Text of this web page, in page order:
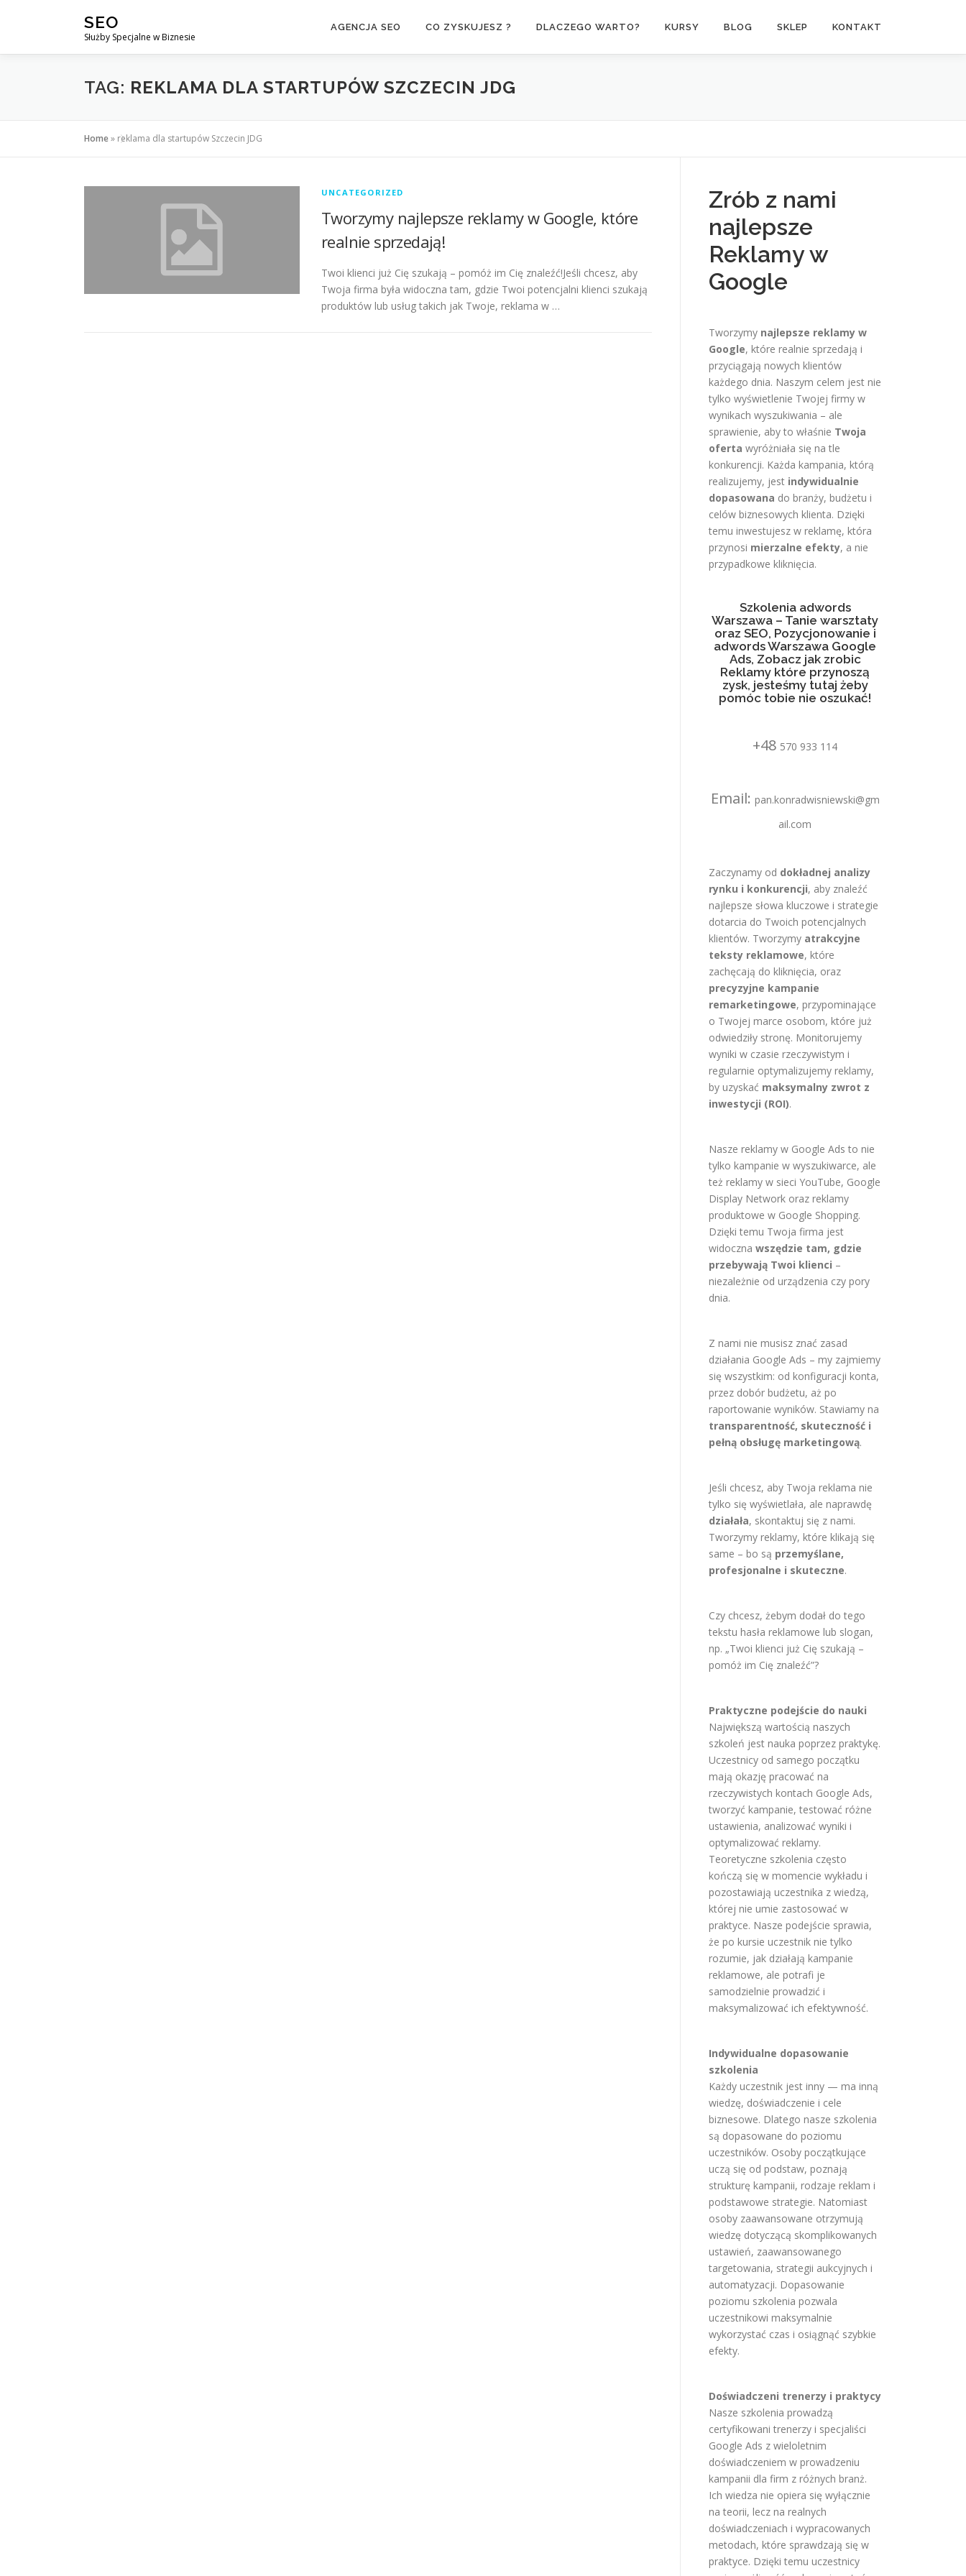
SEO
Służby Specjalne w Biznesie
AGENCJA SEO CO ZYSKUJESZ ? DLACZEGO WARTO? KURSY BLOG SKLEP KONTAKT
TAG: REKLAMA DLA STARTUPÓW SZCZECIN JDG
Home» reklama dla startupów Szczecin JDG
UNCATEGORIZED
Tworzymy najlepsze reklamy w Google, które
realnie sprzedają!
Twoi klienci już Cię szukają – pomóż im Cię znaleźć!Jeśli chcesz, aby
Twoja firma była widoczna tam, gdzie Twoi potencjalni klienci szukają
produktów lub usług takich jak Twoje, reklama w …
Zrób z nami
najlepsze
Reklamy w
Google
Tworzymy najlepsze reklamy w
Google, które realnie sprzedają i
przyciągają nowych klientów
każdego dnia. Naszym celem jest nie
tylko wyświetlenie Twojej firmy w
wynikach wyszukiwania – ale
sprawienie, aby to właśnie Twoja
oferta wyróżniała się na tle
konkurencji. Każda kampania, którą
realizujemy, jest indywidualnie
dopasowana do branży, budżetu i
celów biznesowych klienta. Dzięki
temu inwestujesz w reklamę, która
przynosi mierzalne efekty, a nie
przypadkowe kliknięcia.
Szkolenia adwords
Warszawa – Tanie warsztaty
oraz SEO, Pozycjonowanie i
adwords Warszawa Google
Ads, Zobacz jak zrobic
Reklamy które przynoszą
zysk, jesteśmy tutaj żeby
pomóc tobie nie oszukać!
+48 570 933 114
Email: pan.konradwisniewski@gm
ail.com
Zaczynamy od dokładnej analizy
rynku i konkurencji, aby znaleźć
najlepsze słowa kluczowe i strategie
dotarcia do Twoich potencjalnych
klientów. Tworzymy atrakcyjne
teksty reklamowe, które
zachęcają do kliknięcia, oraz
precyzyjne kampanie
remarketingowe, przypominające
o Twojej marce osobom, które już
odwiedziły stronę. Monitorujemy
wyniki w czasie rzeczywistym i
regularnie optymalizujemy reklamy,
by uzyskać maksymalny zwrot z
inwestycji (ROI).
Nasze reklamy w Google Ads to nie
tylko kampanie w wyszukiwarce, ale
też reklamy w sieci YouTube, Google
Display Network oraz reklamy
produktowe w Google Shopping.
Dzięki temu Twoja firma jest
widoczna wszędzie tam, gdzie
przebywają Twoi klienci –
niezależnie od urządzenia czy pory
dnia.
Z nami nie musisz znać zasad
działania Google Ads – my zajmiemy
się wszystkim: od konfiguracji konta,
przez dobór budżetu, aż po
raportowanie wyników. Stawiamy na
transparentność, skuteczność i
pełną obsługę marketingową.
Jeśli chcesz, aby Twoja reklama nie
tylko się wyświetlała, ale naprawdę
działała, skontaktuj się z nami.
Tworzymy reklamy, które klikają się
same – bo są przemyślane,
profesjonalne i skuteczne.
Czy chcesz, żebym dodał do tego
tekstu hasła reklamowe lub slogan,
np. „Twoi klienci już Cię szukają –
pomóż im Cię znaleźć”?
Praktyczne podejście do nauki
Największą wartością naszych
szkoleń jest nauka poprzez praktykę.
Uczestnicy od samego początku
mają okazję pracować na
rzeczywistych kontach Google Ads,
tworzyć kampanie, testować różne
ustawienia, analizować wyniki i
optymalizować reklamy.
Teoretyczne szkolenia często
kończą się w momencie wykładu i
pozostawiają uczestnika z wiedzą,
której nie umie zastosować w
praktyce. Nasze podejście sprawia,
że po kursie uczestnik nie tylko
rozumie, jak działają kampanie
reklamowe, ale potrafi je
samodzielnie prowadzić i
maksymalizować ich efektywność.
Indywidualne dopasowanie
szkolenia
Każdy uczestnik jest inny — ma inną
wiedzę, doświadczenie i cele
biznesowe. Dlatego nasze szkolenia
są dopasowane do poziomu
uczestników. Osoby początkujące
uczą się od podstaw, poznają
strukturę kampanii, rodzaje reklam i
podstawowe strategie. Natomiast
osoby zaawansowane otrzymują
wiedzę dotyczącą skomplikowanych
ustawień, zaawansowanego
targetowania, strategii aukcyjnych i
automatyzacji. Dopasowanie
poziomu szkolenia pozwala
uczestnikowi maksymalnie
wykorzystać czas i osiągnąć szybkie
efekty.
Doświadczeni trenerzy i praktycy
Nasze szkolenia prowadzą
certyfikowani trenerzy i specjaliści
Google Ads z wieloletnim
doświadczeniem w prowadzeniu
kampanii dla firm z różnych branż.
Ich wiedza nie opiera się wyłącznie
na teorii, lecz na realnych
doświadczeniach i wypracowanych
metodach, które sprawdzają się w
praktyce. Dzięki temu uczestnicy